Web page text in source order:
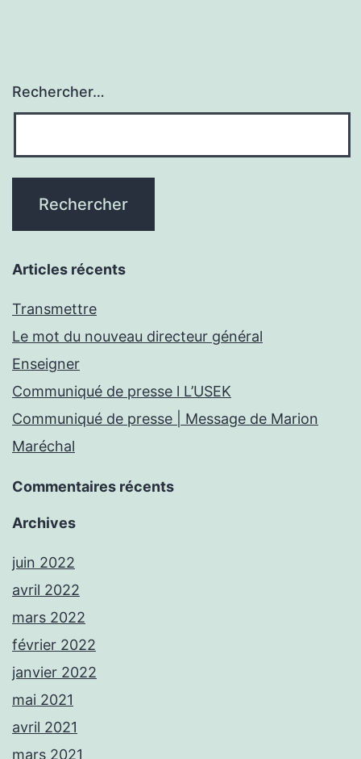
Rechercher…
Articles récents
Transmettre
Le mot du nouveau directeur général
Enseigner
Communiqué de presse l L’USEK
Communiqué de presse | Message de Marion
Maréchal
Commentaires récents
Archives
juin 2022
avril 2022
mars 2022
février 2022
janvier 2022
mai 2021
avril 2021
mars 2021